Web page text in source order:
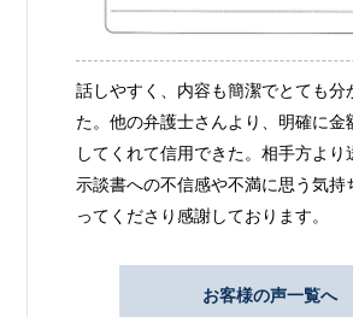
話しやすく、内容も簡潔でとても分
た。他の弁護士さんより、明確に金
してくれて信用できた。相手方より
示談書への不信感や不満に思う気持
ってくださり感謝しております。
お客様の声一覧へ